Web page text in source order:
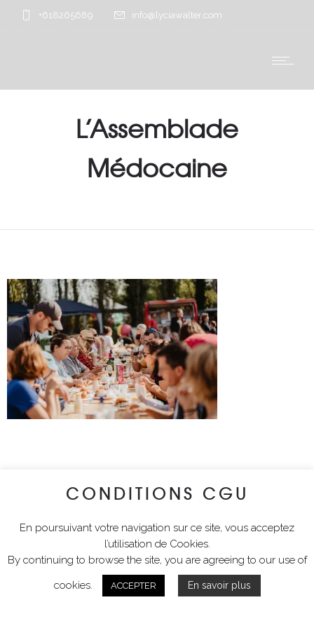
+618265689 info@lyciawalter.com
L’Assemblade
Médocaine
CONDITIONS CGU
En poursuivant votre navigation sur ce site, vous acceptez
l’utilisation de Cookies.
By continuing to browse the site, you are agreeing to our use of
cookies.
ACCEPTER En savoir plus